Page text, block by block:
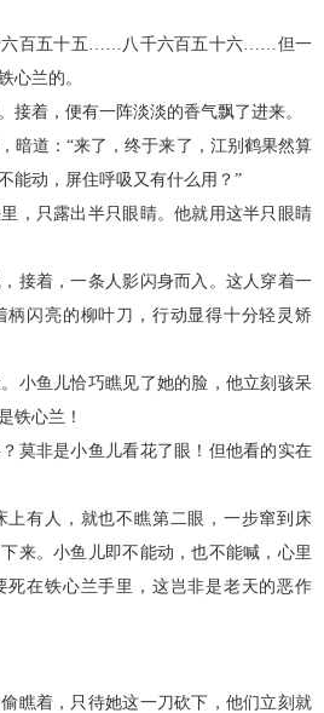
五十五……八千六百五十六……但一
心兰的。
着，便有一阵淡淡的香气飘了进来。
道：“来了，终于来了，江别鹤果然算
动，屏住呼吸又有什么用？”
只露出半只眼睛。他就用这半只眼睛
着，一条人影闪身而入。这人穿着一
柄闪亮的柳叶刀，行动显得十分轻灵矫
鱼儿恰巧瞧见了她的脸，他立刻骇呆
铁心兰！
非是小鱼儿看花了眼！但他看的实在
有人，就也不瞧第二眼，一步窜到床
来。小鱼儿即不能动，也不能喊，心里
死在铁心兰手里，这岂非是老天的恶作
着，只待她这一刀砍下，他们立刻就